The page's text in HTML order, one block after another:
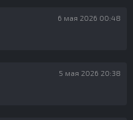
6 мая 2026 00:48
5 мая 2026 20:38